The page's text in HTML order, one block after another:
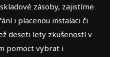
zásoby, zajistíme
i placenou instalaci či
deseti lety zkušeností v
pomoct vybrat i